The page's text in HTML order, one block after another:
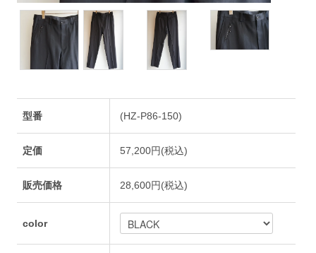
型番 (HZ-P86-150)
定価 57,200円(税込)
販売価格 28,600円(税込)
color